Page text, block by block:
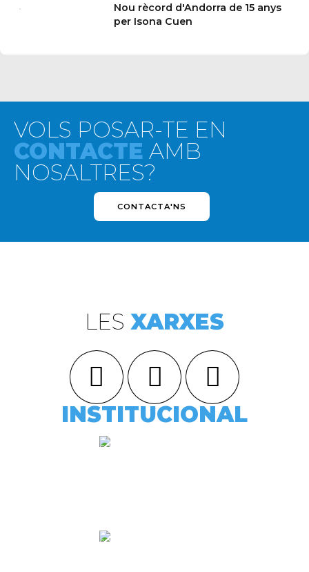
Nou rècord d'Andorra de 15 anys
per Isona Cuen
VOLS POSAR-TE EN
CONTACTE AMB
NOSALTRES?
CONTACTA'NS
LES XARXES
INSTITUCIONAL